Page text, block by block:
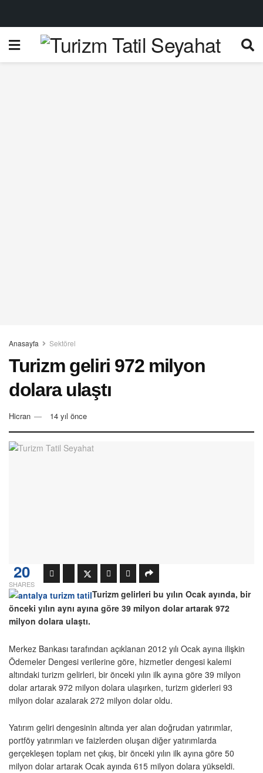
Anasayfa Sektörel
Turizm geliri 972 milyon
dolara ulaştı
Hicran 14 yıl önce
20
SHARES
Turizm gelirleri bu yılın Ocak ayında, bir
önceki yılın aynı ayına göre 39 milyon dolar artarak 972
milyon dolara ulaştı.
Merkez Bankası tarafından açıklanan 2012 yılı Ocak ayına ilişkin
Ödemeler Dengesi verilerine göre, hizmetler dengesi kalemi
altındaki turizm gelirleri, bir önceki yılın ilk ayına göre 39 milyon
dolar artarak 972 milyon dolara ulaşırken, turizm giderleri 93
milyon dolar azalarak 272 milyon dolar oldu.
Yatırım geliri dengesinin altında yer alan doğrudan yatırımlar,
portföy yatırımları ve faizlerden oluşan diğer yatırımlarda
gerçekleşen toplam net çıkış, bir önceki yılın ilk ayına göre 50
milyon dolar artarak Ocak ayında 615 milyon dolara yükseldi.